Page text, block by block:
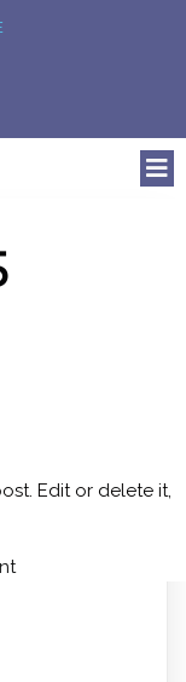
Edit or delete it,
on